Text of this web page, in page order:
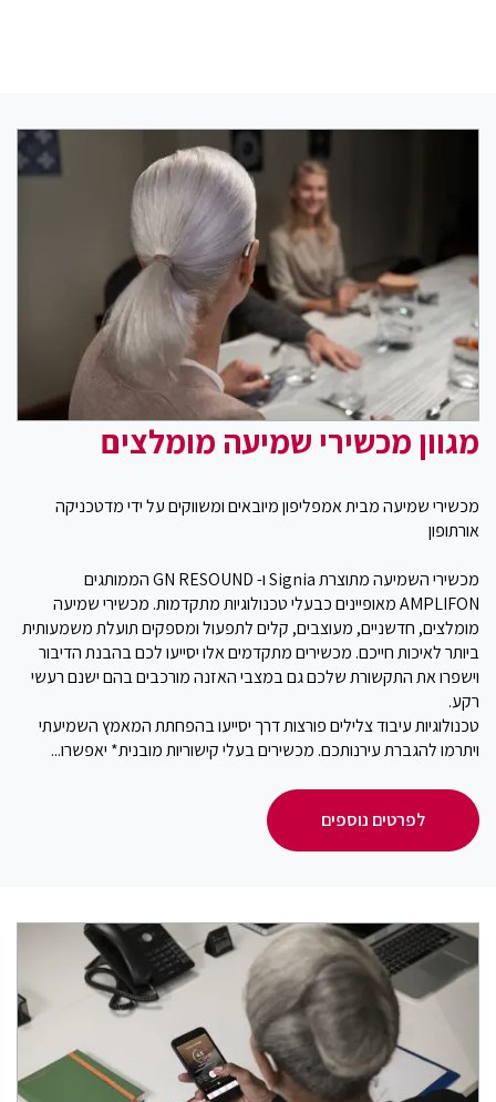
מגוון מכשירי שמיעה מומלצים
מכשירי שמיעה מבית אמפליפון מיובאים ומשווקים על ידי מדטכניקה
אורתופון
מכשירי השמיעה מתוצרת Signia ו- GN RESOUND הממותגים
AMPLIFON מאופיינים כבעלי טכנולוגיות מתקדמות. מכשירי שמיעה
מומלצים, חדשניים, מעוצבים, קלים לתפעול ומספקים תועלת משמעותית
ביותר לאיכות חייכם. מכשירים מתקדמים אלו יסייעו לכם בהבנת הדיבור
וישפרו את התקשורת שלכם גם במצבי האזנה מורכבים בהם ישנם רעשי
רקע.
טכנולוגיות עיבוד צלילים פורצות דרך יסייעו בהפחתת המאמץ השמיעתי
ויתרמו להגברת עירנותכם. מכשירים בעלי קישוריות מובנית* יאפשרו...
לפרטים נוספים